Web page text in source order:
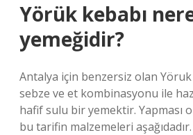
Yörük kebabı
yemeğidir?
Antalya için benzersiz olan
sebze ve et kombinasyonu ile
hafif sulu bir yemektir. Yapması
bu tarifin malzemeleri